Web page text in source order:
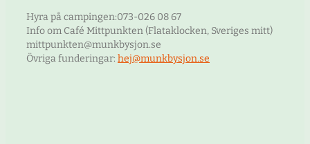
Hyra på campingen:073-026 08 67
Info om Café Mittpunkten (Flataklocken, Sveriges mitt)
mittpunkten@munkbysjon.se
Övriga funderingar: hej@munkbysjon.se